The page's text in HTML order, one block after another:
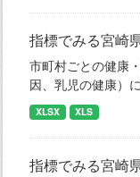
指標でみる宮崎
市町村ごとの健康
因、乳児の健康）
XLSX XLS
指標でみる宮崎